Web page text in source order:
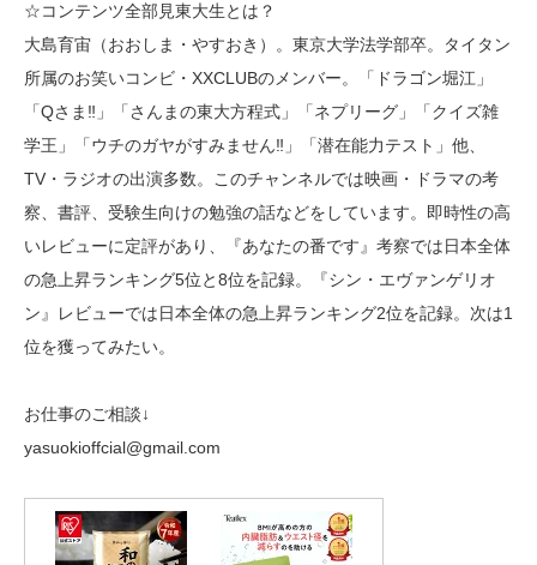
☆コンテンツ全部見東大生とは？
大島育宙（おおしま・やすおき）。東京大学法学部卒。タイタン
所属のお笑いコンビ・XXCLUBのメンバー。「ドラゴン堀江」
「Qさま‼︎」「さんまの東大方程式」「ネプリーグ」「クイズ雑
学王」「ウチのガヤがすみません‼︎」「潜在能力テスト」他、
TV・ラジオの出演多数。このチャンネルでは映画・ドラマの考
察、書評、受験生向けの勉強の話などをしています。即時性の高
いレビューに定評があり、『あなたの番です』考察では日本全体
の急上昇ランキング5位と8位を記録。『シン・エヴァンゲリオ
ン』レビューでは日本全体の急上昇ランキング2位を記録。次は1
位を獲ってみたい。
お仕事のご相談↓
yasuokioffcial@gmail.com